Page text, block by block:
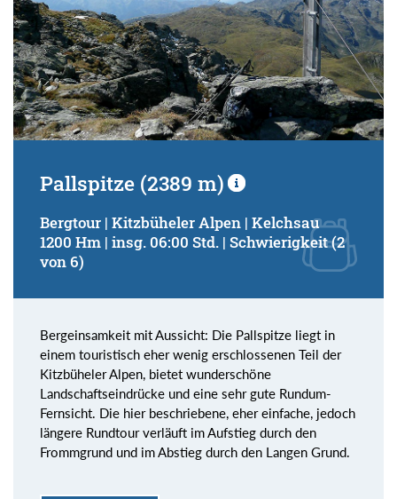
Pallspitze (2389 m)
Bergtour | Kitzbüheler Alpen | Kelchsau
1200 Hm | insg. 06:00 Std. | Schwierigkeit (2
von 6)
Bergeinsamkeit mit Aussicht: Die Pallspitze liegt in
einem touristisch eher wenig erschlossenen Teil der
Kitzbüheler Alpen, bietet wunderschöne
Landschaftseindrücke und eine sehr gute Rundum-
Fernsicht. Die hier beschriebene, eher einfache, jedoch
längere Rundtour verläuft im Aufstieg durch den
Frommgrund und im Abstieg durch den Langen Grund.